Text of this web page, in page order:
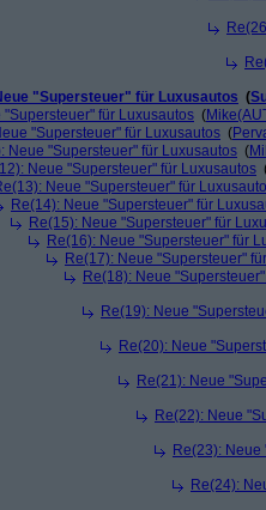
"Supersteuer" für Luxusautos (
"Supersteuer" für Luxusautos (
"Supersteuer" für Luxusautos (
Neue "Supersteuer" für Luxusautos (
Neue "Supersteuer" für Luxusautos
Neue "Supersteuer" für
Re(14): Neue "Supersteuer" für
Re(15): Neue "Supersteuer" für
Re(16): Neue "Supersteuer" für
Re(17): Neue "Supersteuer"
Re(18): Neue
Re(19): Neue
Re(20): Neue
Re(21): Neue
Re(22): Neue
Re(23):
Re(24):